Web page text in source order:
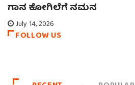
ಗಾನ ಕೋಗಿಲೆಗೆ ನಮನ
July 14, 2026
FOLLOW US